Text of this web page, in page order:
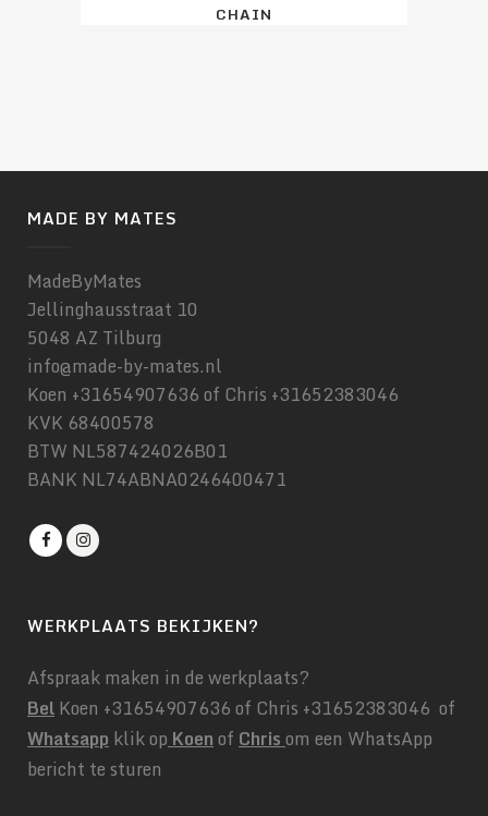
CHAIN
MADE BY MATES
MadeByMates
Jellinghausstraat 10
5048 AZ Tilburg
info@made-by-mates.nl
Koen +31654907636 of Chris +31652383046
KVK 68400578
BTW NL587424026B01
BANK NL74ABNA0246400471
WERKPLAATS BEKIJKEN?
Afspraak maken in de werkplaats?
BelKoen +31654907636 of Chris +31652383046 of
Whatsappklik opKoenofChrisom een WhatsApp
bericht te sturen